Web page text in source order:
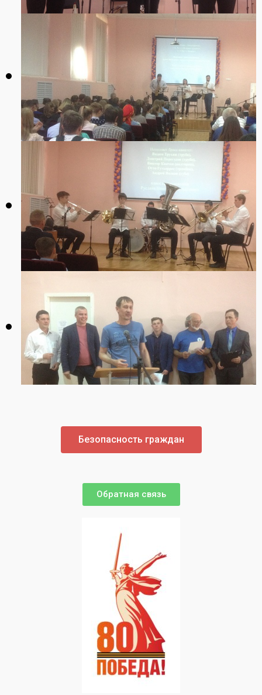
Безопасность граждан
Обратная связь